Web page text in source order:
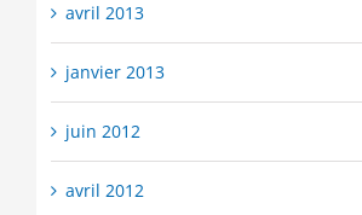
avril 2013
janvier 2013
juin 2012
avril 2012